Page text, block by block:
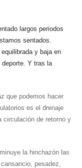
largos periodos
sentados.
y baja en
deporte. Y tras la
que podemos hacer
es el drenaje
circulación de retorno y
la hinchazón las
pesadez,